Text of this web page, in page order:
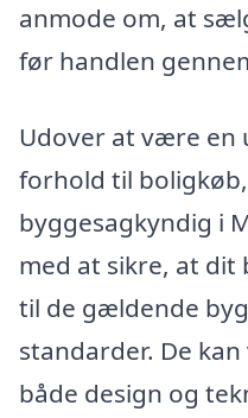
anmode om, at
før handlen
Udover at være en
forhold til
byggesagkyndig i
med at sikre, at
til de gældende
standarder. De
både design og